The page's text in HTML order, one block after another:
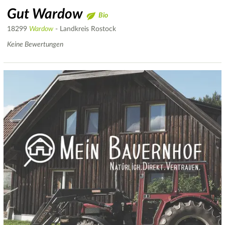
Gut Wardow
Bio
18299 Wardow - Landkreis Rostock
Keine Bewertungen